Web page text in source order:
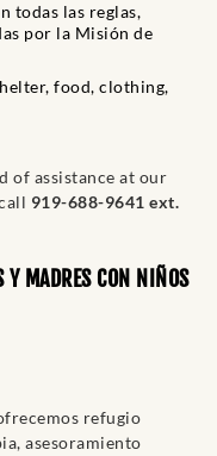
todas las reglas,
por la Misión de
food, clothing,
of assistance at our
919-688-9641 ext.
Y MADRES CON NIÑOS
refugio
asesoramiento